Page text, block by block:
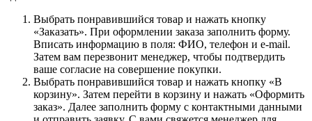
Выбрать понравившийся товар и нажать кнопку
«Заказать». При оформлении заказа заполнить форму.
Вписать информацию в поля: ФИО, телефон и e-mail.
Затем вам перезвонит менеджер, чтобы подтвердить
ваше согласие на совершение покупки.
Выбрать понравившийся товар и нажать кнопку «В
корзину». Затем перейти в корзину и нажать «Оформить
заказ». Далее заполнить форму с контактными данными